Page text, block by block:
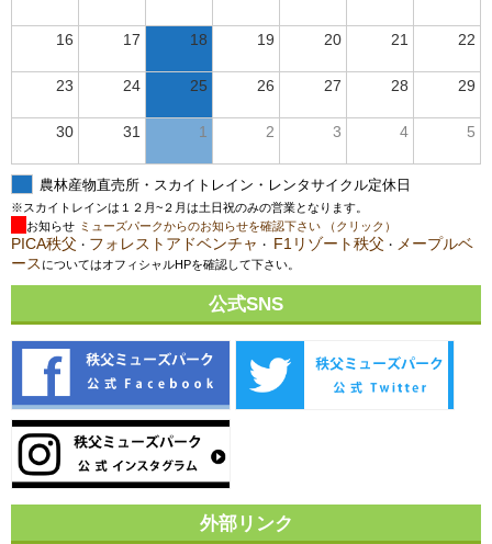
16 17 18 19 20 21 22
23 24 25 26 27 28 29
30 31 1 2 3 4 5
農林産物直売所・スカイトレイン・レンタサイクル定休日
※スカイトレインは１２月~２月は土日祝のみの営業となります。
お知らせ ミューズパークからのお知らせを確認下さい （クリック）
PICA秩父 ・ フォレストアドベンチャ ・ F1リゾート秩父 ・ メープルベ
ース についてはオフィシャルHPを確認して下さい。
公式SNS
外部リンク